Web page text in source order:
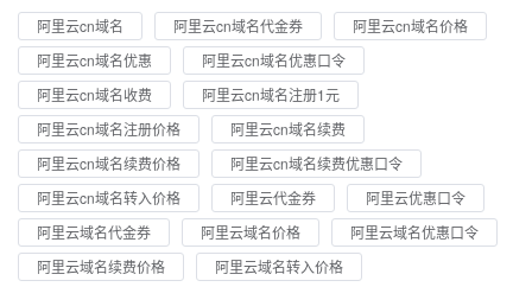
阿里云cn域名 阿里云cn域名代金券
阿里云cn域名价格
阿里云cn域名优惠
阿里云cn域名优惠口令
阿里云cn域名收费
阿里云cn域名注册1元
阿里云cn域名注册价格
阿里云cn域名续费
阿里云cn域名续费价格
阿里云cn域名续费优惠口令
阿里云cn域名转入价格
阿里云代金券
阿里云优惠口令
阿里云域名代金券
阿里云域名价格
阿里云域名优惠口令
阿里云域名续费价格
阿里云域名转入价格